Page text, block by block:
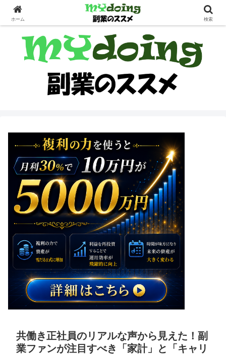
副業界隈
共働き正社員のリアルな声から見えた！副
業ファンが注目すべき「家計」と「キャリ
ホーム 検索